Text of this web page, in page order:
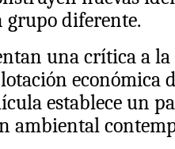
diferente.
una crítica a
económica
establece un
ambiental